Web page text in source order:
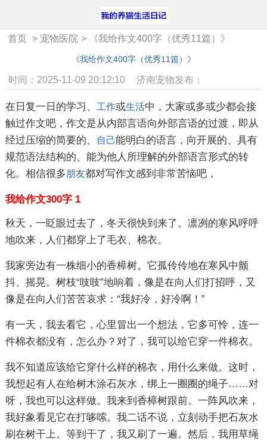
首页 > 宠物医院 > 《我给作文400字（优秀11篇）》
《我给作文400字（优秀11篇）》
时间：2025-11-09 20:12:10 济南宠物发布：
在日复一日的学习、 工作或生活中，大家或多或少都会接
触过作文吧，作文是从内部言语向外部言语的过渡，即从
经过压缩的简要的、
自己能明白的语言，向开展的、具有
规范语法结构的、能为他人所理解的外部语言形式的转
化。相信很多 朋友都对写作文感到非常苦恼吧，
我给作文300字 1
秋天，一眨眼过去了，冬天很快到来了。凛冽的寒风呼呼
地吹来，人们都穿上了毛衣、棉衣。
我家旁边有一株细小的香樟树。它孤伶伶地在寒风中颤
抖、摇晃。树枝“吱吱”地响着，像是在向人们打招呼，又
像是在向人们苦苦哀求：“我好冷，好冷啊！”
有一天，我去看它，心里冒出一个想法，它多可怜，连一
件棉衣都没有，怎么办？对了，我可以给它穿一件棉衣。
我不知道应该给它穿什么样的棉衣，用什么来做。这时，
我想起有人在给树木涂石灰水，绑上一圈圈的绳子……对
呀，我也可以这样做。我来到香樟树跟前。一阵风吹来，
我好象看见它在打哆嗦。我二话不说，立刻动手把石灰水
刷在树干上。等到干了，我又刷了一遍。然后，我用草绳